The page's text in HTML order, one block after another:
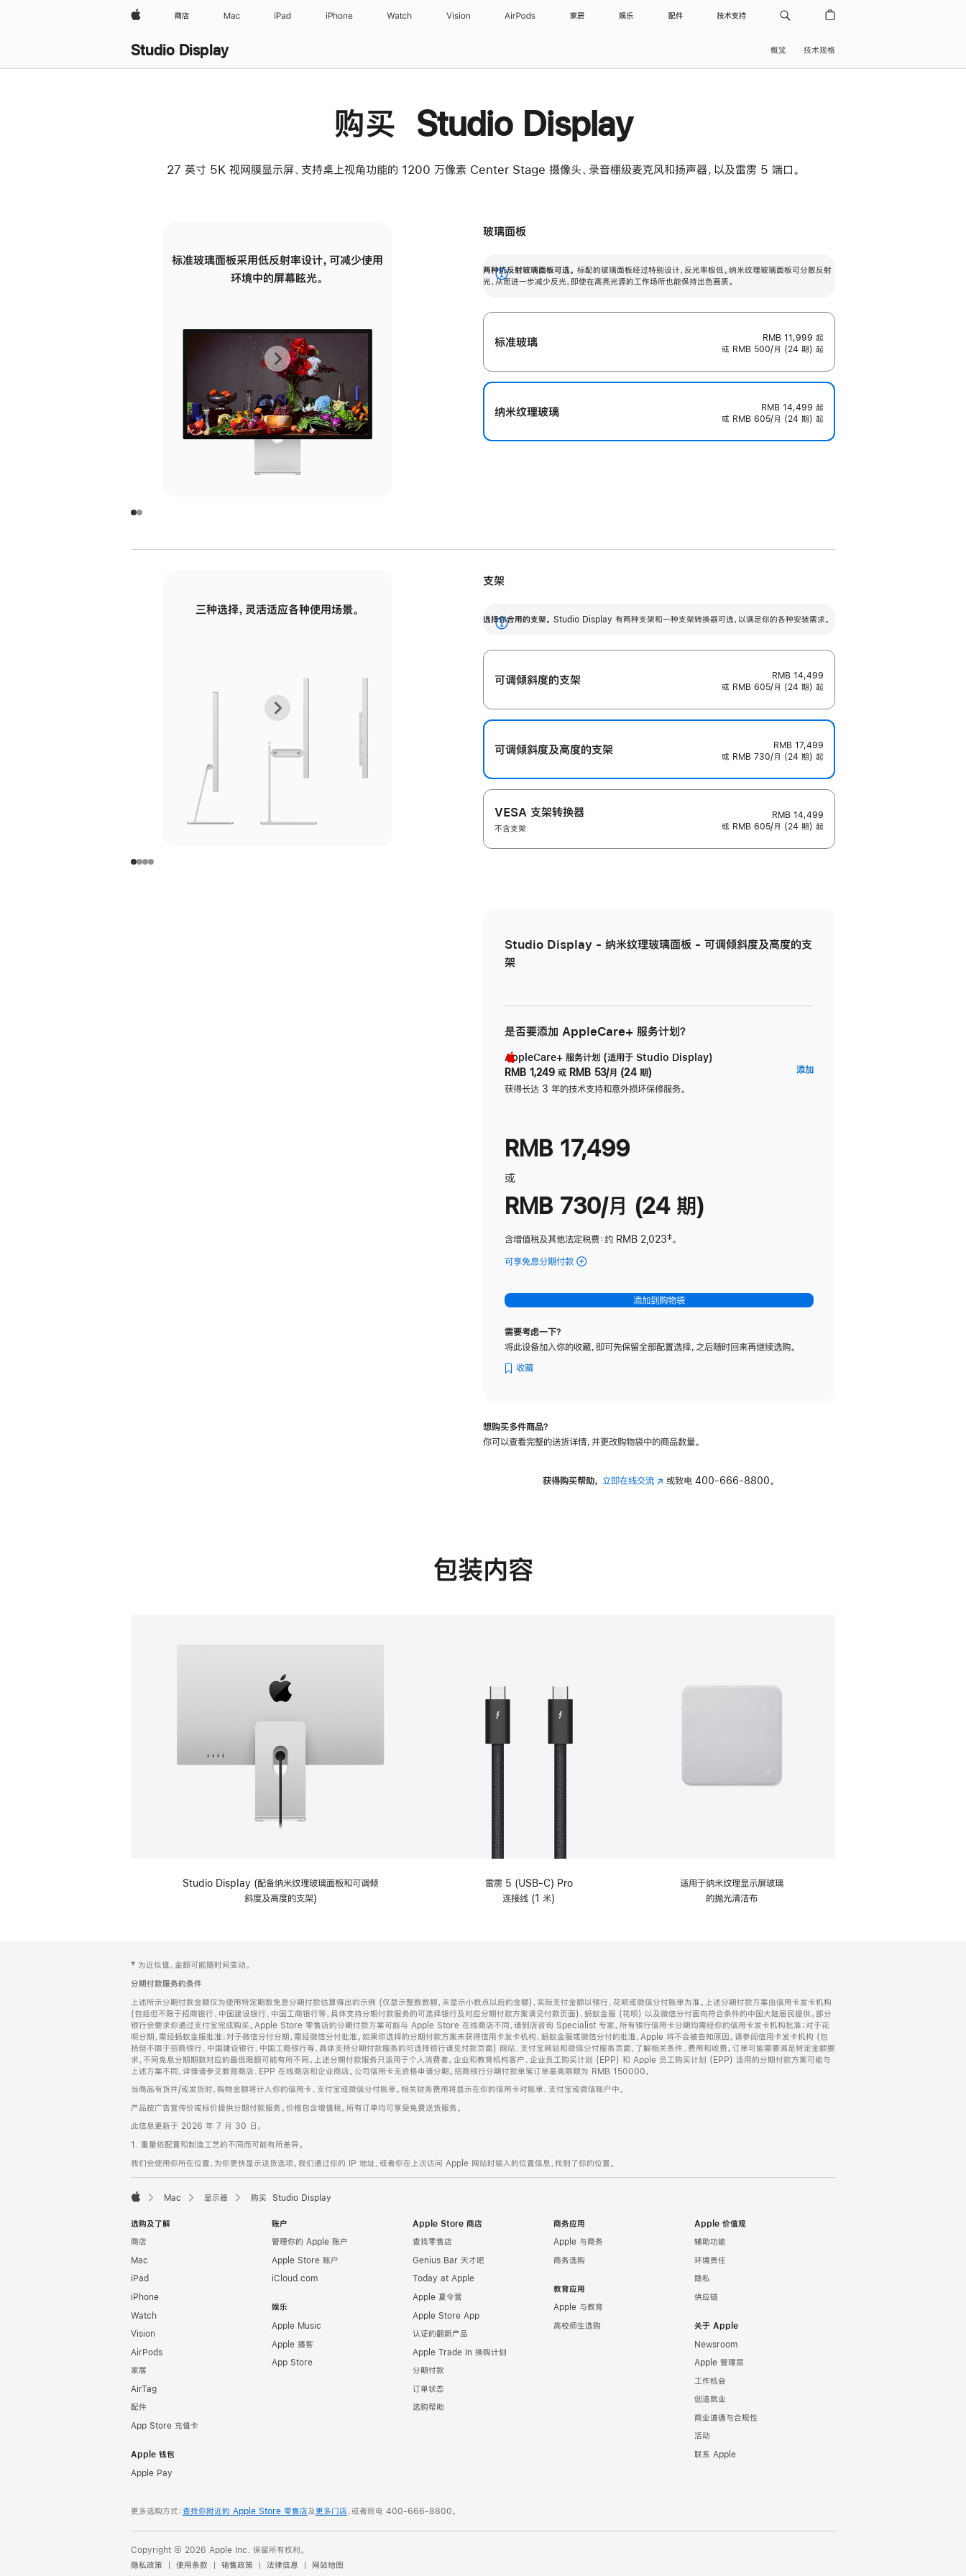
Apple 商店 Mac iPad iPhone Watch Vision AirPods 家居 娱乐 配件 技术支持
Studio Display 概览 技术规格
购买 Studio Display
27 英寸 5K 视网膜显示屏、支持桌上视角功能的 1200 万像素 Center Stage 摄像头、录音棚级麦克风和扬声器，以及雷雳 5 端口。
标准玻璃面板采用低反射率设计，可减少使用
环境中的屏幕眩光。
有高亮光源的场所使用，也能保持出色画质。
上
一
张
图
面
下
一
张
图
面
玻璃面板
两种抗反射玻璃面板可选。 标配的玻璃面板经过特别设计，反光率极低。纳米纹理玻璃面板可分散反射
光，从而进一步减少反光，即使在高亮光源的工作场所也能保持出色画质。
展
标准玻璃 RMB 11,999 起
或 RMB 500/月 (24 期) 起
纳米纹理玻璃 RMB 14,499 起
或 RMB 605/月 (24 期) 起
三种选择，灵活适应各种使用场景。
调节范围。
毫米的高度调节范围。
上
张
下
张
支架
选择你合用的支架。 Studio Display 有两种支架和一种支架转换器可选，以满足你的各种安装需求。
展
开
可调倾斜度的支架
RMB 14,499
或 RMB 605/月 (24 期) 起
可调倾斜度及高‍度的支‍架
RMB 17,499
或 RMB 730/月 (24 期) 起
VESA 支架转换器
不含支架
RMB 14,499
或 RMB 605/月 (24 期) 起
Studio Display - 纳米纹理玻璃面板 - 可调倾斜度及高度的支
架
是否要添加 AppleCare+ 服务计划？
AppleCare+ 服务计划 (适用于 Studio Display)
RMB 1,249 或 RMB 53/月 (24 期)
获得长达 3 年的技术支持和意外损坏保修服务。
添加
RMB 17,499
或
RMB 730/月 (24 期)
含增值税及其他法定税费：约 RMB 2,023脚
‡。
可享免息分期付款 (Studio
-
纳
理
可
斜
添加到购物袋
需要考虑一下？
将此设备加入你的收藏，即可先保留全部配置选择，之后随时回来再继续选购。
收藏
想购买多件商品？
你可以查看完整的送货详情，并更改购物袋中的商品数量。
获得购买帮助， 立即在线交流(在 或致电400-666-8800。
包装内容
Studio Display (配备纳米纹理玻璃面板和可调倾
斜度及高度的支架)
雷雳 5 (USB-C) Pro
连接线 (1 米)
适用于纳米纹理显示屏玻璃
的抛光清洁布
页
脚
注
‡ 为近似值。金额可能随时间变动。
分期付款服务的条件
上述所示分期付款金额仅为使用特定期数免息分期付款估算得出的示例 (仅显示整数数额，未显示小数点以后的金额)，实际支付金额以银行、花呗或微信分付账单为准。上述分期付款方案由信用卡发卡机构
(包括但不限于招商银行、中国建设银行、中国工商银行等，具体支持分期付款服务的可选择银行及对应分期付款方案请见付款页面)、蚂蚁金服 (花呗) 以及微信分付面向符合条件的中国大陆居民提供。部分
银行会要求你通过支付宝完成购买。Apple Store 零售店的分期付款方案可能与 Apple Store 在线商店不同，请到店咨询 Specialist 专家。所有银行信用卡分期均需经你的信用卡发卡机构批准；对于花
呗分期，需经蚂蚁金服批准；对于微信分付分期，需经微信分付批准。如果你选择的分期付款方案未获得信用卡发卡机构、蚂蚁金服或微信分付的批准，Apple 将不会被告知原因。请参阅信用卡发卡机构 (包
括但不限于招商银行、中国建设银行、中国工商银行等，具体支持分期付款服务的可选择银行请见付款页面) 网站、支付宝网站和微信分付服务页面，了解相关条件、费用和收费。订单可能需要满足特定金额要
求，不同免息分期期数对应的最低限额可能有所不同。上述分期付款服务只适用于个人消费者。企业和教育机构客户、企业员工购买计划 (EPP) 和 Apple 员工购买计划 (EPP) 适用的分期付款方案可能与
上述方案不同，详情请参见教育商店、EPP 在线商店和企业商店。公司信用卡无资格申请分期。招商银行分期付款单笔订单最高限额为 RMB 150000。
当商品有货并/或发货时，购物金额将计入你的信用卡、支付宝或微信分付账单。相关财务费用将显示在你的信用卡对账单、支付宝或微信账户中。
产品按广告宣传价或标价提供分期付款服务。价格包含增值税。所有订单均可享受免费送货服务。
此信息更新于 2026 年 7 月 30 日。
1. 重量依配置和制造工艺的不同而可能有所差异。
我们会使用你所在位置，为你更快显示送货选项。我们通过你的 IP 地址，或者你在上次访问 Apple 网站时输入的位置信息，找到了你的位置。
Mac 显示器 购买 Studio Display
选购及了解
商店
Mac
iPad
iPhone
Watch
Vision
AirPods
家居
AirTag
配件
App Store 充值卡
Apple 钱包
Apple Pay
账户
管理你的 Apple 账户
Apple Store 账户
iCloud.com
娱乐
Apple Music
Apple 播客
App Store
Apple Store 商店
查找零售店
Genius Bar 天才吧
Today at Apple
Apple 夏令营
Apple Store App
认证的翻新产品
Apple Trade In 换购计划
分期付款
订单状态
选购帮助
商务应用
Apple 与商务
商务选购
教育应用
Apple 与教育
高校师生选购
Apple 价值观
辅助功能
环境责任
隐私
供应链
关于 Apple
Newsroom
Apple 管理层
工作机会
创造就业
商业道德与合规性
活动
联系 Apple
更多选购方式：查找你附近的 Apple Store 零售店及更多门店，或者致电 400-666-8800。
Copyright © 2026 Apple Inc. 保留所有权利。
隐私政策
使用条款 销售政策 法律信息 网站地图